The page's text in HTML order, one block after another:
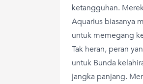
ketangguhan.
Aquarius biasanya
untuk memegang
Tak heran, peran
untuk Bunda
jangka panjang.